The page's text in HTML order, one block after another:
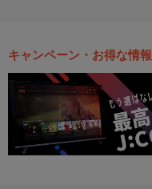
キャンペーン・お得な情報